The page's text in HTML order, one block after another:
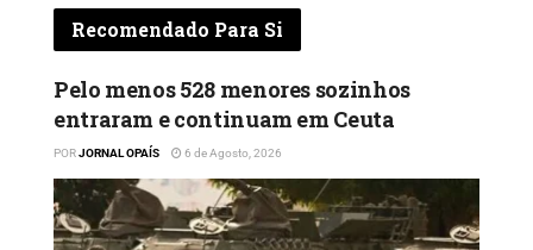
A presidente da Comissão dos Assuntos
Externos do Parlamento argentino
confirmou que as empresas – Ferrostaal e
EnerSys-Hawker – são suspeitas de terem
oferecido peças de qualidade duvidosa. O
Ministério do Interior alemão já foi
Recomendado Para Si
Pelo menos 528 menores sozinhos
entraram e continuam em Ceuta
PORJORNAL OPAÍS 6 de Agosto, 2026